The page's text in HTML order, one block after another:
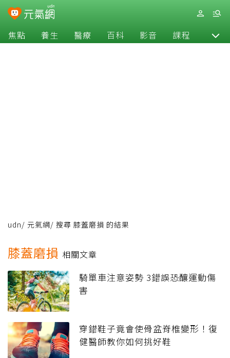
焦點 養生 醫療 百科 影音 課程 退休
udn/ 元氣網/ 搜尋 膝蓋磨損 的結果
膝蓋磨損 相關文章
騎單車注意姿勢 3錯誤恐釀運動傷
害
穿錯鞋子竟會使骨盆脊椎變形！復
健醫師教你如何挑好鞋